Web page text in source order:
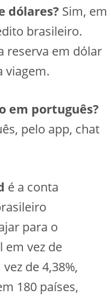
dólares? Sim, em
brasileiro.
reserva em dólar
viagem.
em português?
pelo app, chat
é a conta
para o
em vez de
de 4,38%,
180 países,